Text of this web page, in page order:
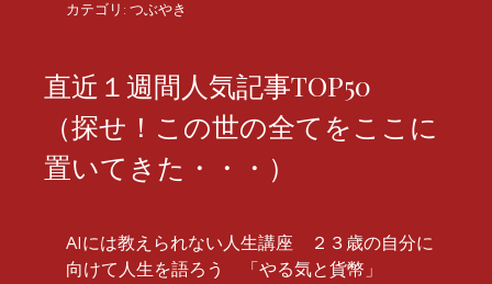
カテゴリ: つぶやき
直近１週間人気記事TOP50
（探せ！この世の全てをここに
置いてきた・・・）
AIには教えられない人生講座 ２３歳の自分に
向けて人生を語ろう 「やる気と貨幣」